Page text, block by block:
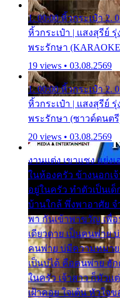
1. 00:00 หิ้วกระเป๋า 2.
หิ้วกระเป๋า | แสงสุรีย์
พระรักษา
19 views • 03.08.2569
1. 00:00 หิ้วกระเป๋า 2.
หิ้วกระเป๋า | แสงสุรีย์
พระรักษา (ซาวด์ดนต
20 views • 03.08.2569
งานแต่ง เขาแซง แย่ง
ในห้องครัว ข้างนอกเ
อยู่ในครัว ทำตัวเป็นเ
บ้านใกล้ พึ่งพาอาศัย จ
พา กันเข้าพาขวัญ เพื่อ
เดียวดาย เป็นคนพ่าย
คนพ่าย บ่มีความหมาย
เป็นบ่ได้ คือคนพ่าย ฮั
ในครัว เจ้าสาว ก็มัวแ
เฝ้าคอย ใจเต้น หัวใจ